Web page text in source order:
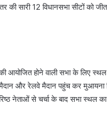
की सारी 12 विधानसभा सीटों को
आयोजित होने वाली सभा के लिए
मैदान और रेलवे मैदान पहुंच कर मुआयना
नेताओं से चर्चा के बाद सभा स्थल